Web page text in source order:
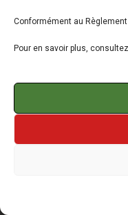
Conformément au
Pour en savoir plus,